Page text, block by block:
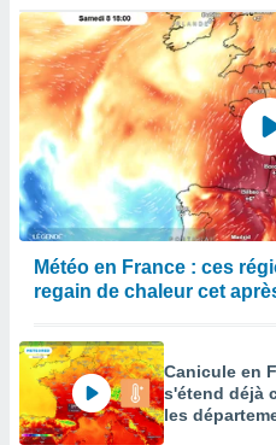
Météo en France : ces
regain de chaleur cet
Canicule en
s'étend déjà
les